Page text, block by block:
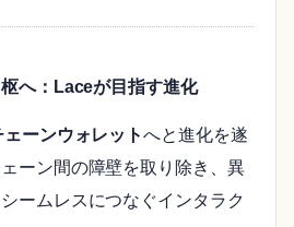
へ：Laceが目指す進化
ェーンウォレットへと進化を遂
ーン間の障壁を取り除き、異
ームレスにつなぐインタラク